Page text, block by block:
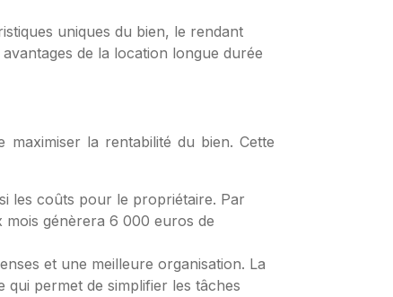
uniques du bien, le rendant
de la location longue durée
la rentabilité du bien. Cette
les coûts pour le propriétaire. Par
génèrera 6 000 euros de
et une meilleure organisation. La
permet de simplifier les tâches